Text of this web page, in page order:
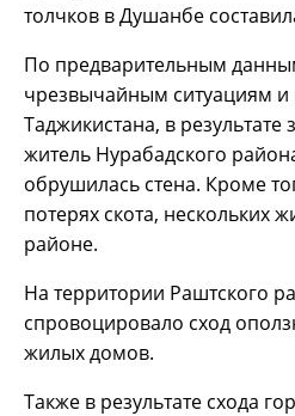
толчков в Душанбе
По предварительным
чрезвычайным ситуациям
Таджикистана, в результате
житель Нурабадского
обрушилась стена. Кроме
потерях скота, нескольких
районе.
На территории Раштского
спровоцировало сход
жилых домов.
Также в результате схода